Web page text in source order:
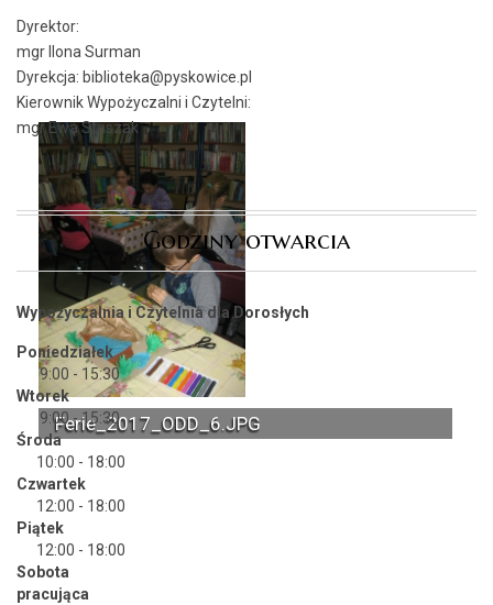
Ferie_2017_ODD_6.JPG
Dyrektor:
mgr Ilona Surman
Dyrekcja: biblioteka@pyskowice.pl
Kierownik Wypożyczalni i Czytelni:
mgr Ewa Staszak
Godziny otwarcia
Wypożyczalnia i Czytelnia dla Dorosłych
Poniedziałek
9:00 - 15:30
Wtorek
9:00 - 15:30
Środa
10:00 - 18:00
Czwartek
12:00 - 18:00
Piątek
12:00 - 18:00
Sobota
pracująca